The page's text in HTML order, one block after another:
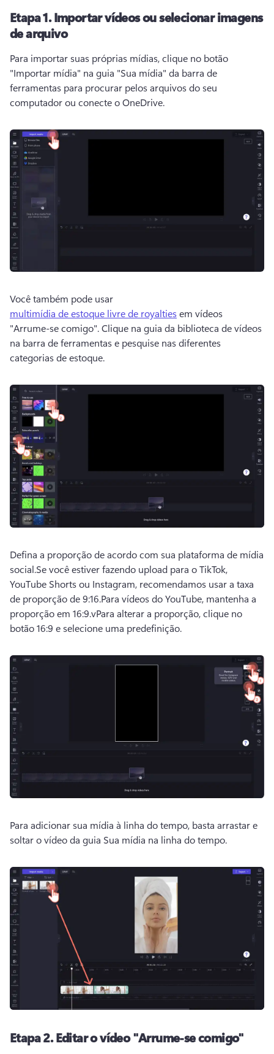
Etapa 1.Importar vídeos ou selecionar imagens
de arquivo
Para importar suas próprias mídias, clique no botão
"Importar mídia" na guia "Sua mídia" da barra de
ferramentas para procurar pelos arquivos do seu
computador ou conecte o OneDrive.
Você também pode usar
multimídia de estoque livre de royalties em vídeos
"Arrume-se comigo". Clique na guia da biblioteca de vídeos
na barra de ferramentas e pesquise nas diferentes
categorias de estoque.
Defina a proporção de acordo com sua plataforma de mídia
social.Se você estiver fazendo upload para o TikTok,
YouTube Shorts ou Instagram, recomendamos usar a taxa
de proporção de 9:16.Para vídeos do YouTube, mantenha a
proporção em 16:9.vPara alterar a proporção, clique no
botão 16:9 e selecione uma predefinição.
Para adicionar sua mídia à linha do tempo, basta arrastar e
soltar o vídeo da guia Sua mídia na linha do tempo.
Etapa 2.Editar o vídeo "Arrume-se comigo"